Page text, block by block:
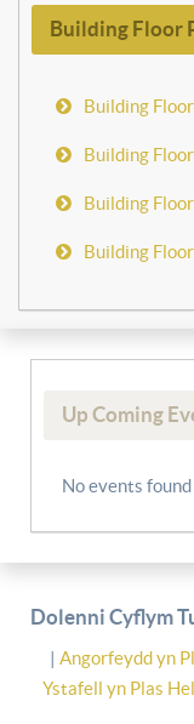
Building Floor
Building
Building
Building
Building
Up Coming
No events found
Dolenni Cyflym
| Angorfeydd yn
Ystafell yn Plas